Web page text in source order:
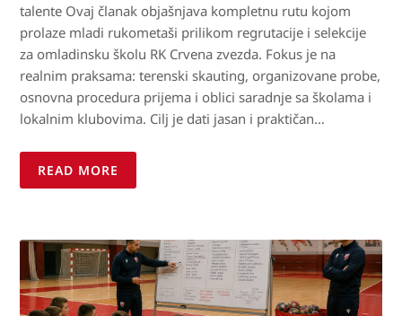
talente Ovaj članak objašnjava kompletnu rutu kojom
prolaze mladi rukometaši prilikom regrutacije i selekcije
za omladinsku školu RK Crvena zvezda. Fokus je na
realnim praksama: terenski skauting, organizovane probe,
osnovna procedura prijema i oblici saradnje sa školama i
lokalnim klubovima. Cilj je dati jasan i praktičan…
READ MORE